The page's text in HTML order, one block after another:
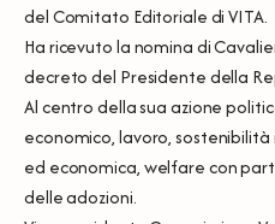
del Comitato Editoriale di VITA.
Ha ricevuto la nomina di
decreto del Presidente della
Al centro della sua azione
economico, lavoro,
ed economica, welfare con
delle adozioni.